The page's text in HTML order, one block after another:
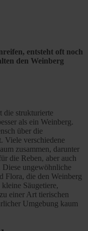
entsteht oft noch
den Weinberg
die strukturierte
als ein Weinberg.
über die
Viele verschiedene
zusammen, darunter
die Reben, aber auch
ungewöhnliche
Flora, die den Weinberg
Säugetiere,
einer Art tierischen
Umgebung kaum